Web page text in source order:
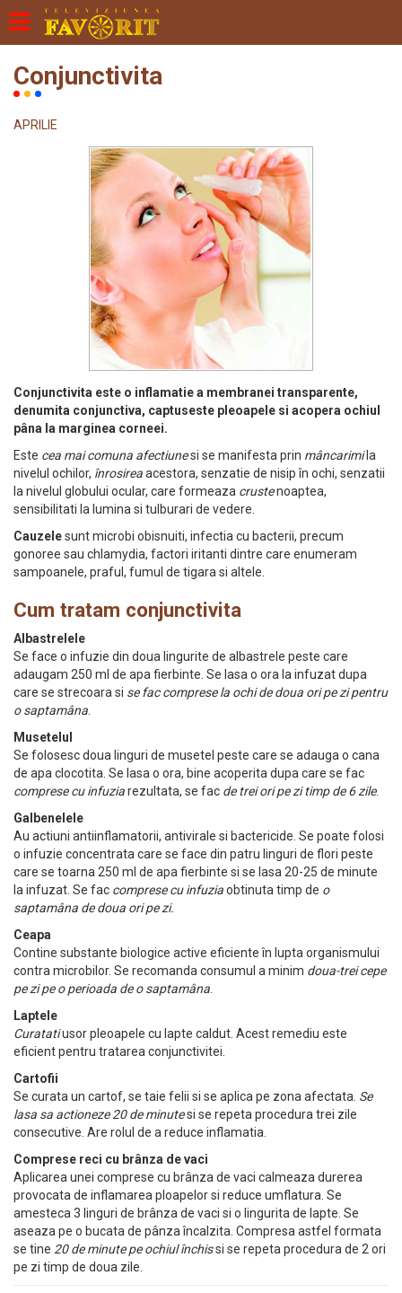
Conjunctivita
APRILIE
Conjunctivita este o inflamatie a membranei transparente,
denumita conjunctiva, captuseste pleoapele si acopera ochiul
pâna la marginea corneei.
Este cea mai comuna afectiunesi se manifesta prin mâncarimila
nivelul ochilor, înrosireaacestora, senzatie de nisip în ochi, senzatii
la nivelul globului ocular, care formeaza crustenoaptea,
sensibilitati la lumina si tulburari de vedere.
Cauzelesunt microbi obisnuiti, infectia cu bacterii, precum
gonoree sau chlamydia, factori iritanti dintre care enumeram
sampoanele, praful, fumul de tigara si altele.
Cum tratam conjunctivita
Albastrelele
Se face o infuzie din doua lingurite de albastrele peste care
adaugam 250 ml de apa fierbinte. Se lasa o ora la infuzat dupa
care se strecoara si se fac comprese la ochi de doua ori pe zi pentru
o saptamâna
Musetelul
Se folosesc doua linguri de musetel peste care se adauga o cana
de apa clocotita. Se lasa o ora, bine acoperita dupa care se fac
comprese cu infuziarezultata, se fac de trei ori pe zi timp de 6 zile.
Galbenelele
Au actiuni antiinflamatorii, antivirale si bactericide. Se poate folosi
o infuzie concentrata care se face din patru linguri de flori peste
care se toarna 250 ml de apa fierbinte si se lasa 20-25 de minute
la infuzat. Se fac comprese cu infuziaobtinuta timp de o
saptamâna de doua ori pe zi.
Ceapa
Contine substante biologice active eficiente în lupta organismului
contra microbilor. Se recomanda consumul a minim doua-trei cepe
pe zi pe o perioada de o saptamâna
Laptele
Curatatiusor pleoapele cu lapte caldut. Acest remediu este
eficient pentru tratarea conjunctivitei.
Cartofii
Se curata un cartof, se taie felii si se aplica pe zona afectata. Se
lasa sa actioneze 20 de minutesi se repeta procedura trei zile
consecutive. Are rolul de a reduce inflamatia.
Comprese reci cu brânza de vaci
Aplicarea unei comprese cu brânza de vaci calmeaza durerea
provocata de inflamarea ploapelor si reduce umflatura. Se
amesteca 3 linguri de brânza de vaci si o lingurita de lapte. Se
aseaza pe o bucata de pânza încalzita. Compresa astfel formata
se tine 20 de minute pe ochiul închissi se repeta procedura de 2 ori
pe zi timp de doua zile.